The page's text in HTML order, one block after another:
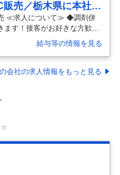
売／栃木県に本社を
く異動頻度も少なめ
チ薬局 原町店
売 ≪求人について≫ ◆調剤併
ます！接客がお好きな方歓迎
バランス◎ ◆JR常磐線／原ノ
便利です 【教育体制・キャリ
能別・階層別の研修制度あ
対象としたスキルアップセミ
剤とOTCに分野別けした各
給与等の情報を見る
会社の求人情報をもっと見る